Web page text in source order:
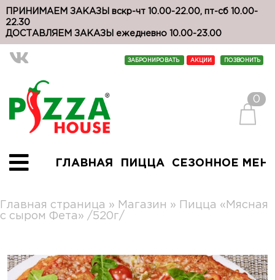
ПРИНИМАЕМ ЗАКАЗЫ вскр-чт 10.00-22.00, пт-сб 10.00-
22.30
ДОСТАВЛЯЕМ ЗАКАЗЫ ежедневно 10.00-23.00
ЗАБРОНИРОВАТЬ АКЦИИ ПОЗВОНИТЬ
0
ГЛАВНАЯ ПИЦЦА СЕЗОННОЕ
Главная страница » Магазин »
Пицца «Мясная
с сыром Фета» /520г/